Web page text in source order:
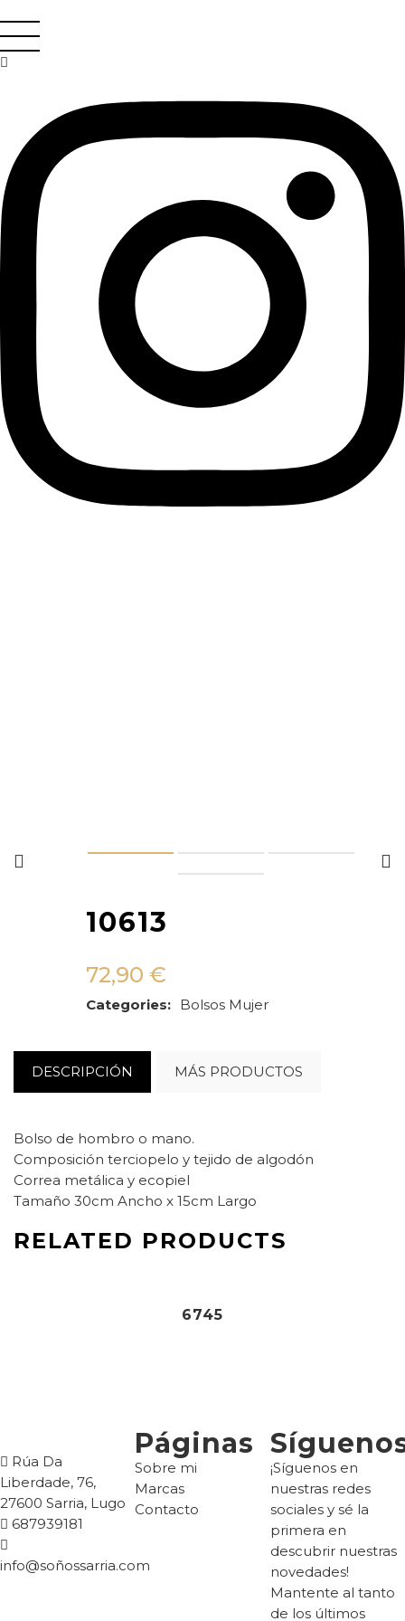
10613
72,90 €
Categories: Bolsos Mujer
DESCRIPCIÓN MÁS PRODUCTOS
Bolso de hombro o mano.
Composición terciopelo y tejido de algodón
Correa metálica y ecopiel
Tamaño 30cm Ancho x 15cm Largo
RELATED PRODUCTS
6745
Rúa Da
Liberdade, 76,
27600 Sarria, Lugo
687939181
info@soñossarria.com
Páginas
Sobre mi
Marcas
Contacto
¡Síguenos en
nuestras redes
sociales y sé la
primera en
descubrir nuestras
novedades!
Mantente al tanto
de los últimos